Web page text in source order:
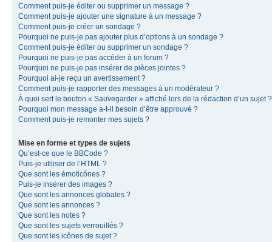
Comment puis-je éditer ou supprimer un message ?
Comment puis-je ajouter une signature à un message ?
Comment puis-je créer un sondage ?
Pourquoi ne puis-je pas ajouter plus d’options à un sondage ?
Comment puis-je éditer ou supprimer un sondage ?
Pourquoi ne puis-je pas accéder à un forum ?
Pourquoi ne puis-je pas insérer de pièces jointes ?
Pourquoi ai-je reçu un avertissement ?
Comment puis-je rapporter des messages à un modérateur ?
À quoi sert le bouton « Sauvegarder » affiché lors de la rédaction d’un sujet ?
Pourquoi mon message a-t-il besoin d’être approuvé ?
Comment puis-je remonter mes sujets ?
Mise en forme et types de sujets
Qu’est-ce que le BBCode ?
Puis-je utiliser de l’HTML ?
Que sont les émoticônes ?
Puis-je insérer des images ?
Que sont les annonces globales ?
Que sont les annonces ?
Que sont les notes ?
Que sont les sujets verrouillés ?
Que sont les icônes de sujet ?